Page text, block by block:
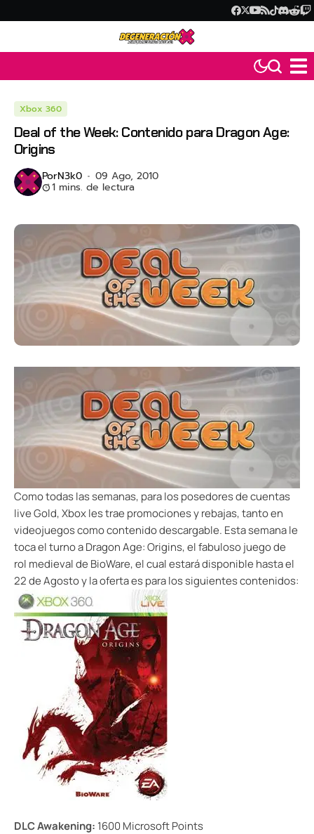
Xbox 360
Deal of the Week: Contenido para Dragon Age:
Origins
PorN3k0 09 Ago, 2010
1 mins. de lectura
Como todas las semanas, para los posedores de cuentas
live Gold, Xbox les trae promociones y rebajas, tanto en
videojuegos como contenido descargable. Esta semana le
toca el turno a Dragon Age: Origins, el fabuloso juego de
rol medieval de BioWare, el cual estará disponible hasta el
22 de Agosto y la oferta es para los siguientes contenidos:
DLC Awakening: 1600 Microsoft Points